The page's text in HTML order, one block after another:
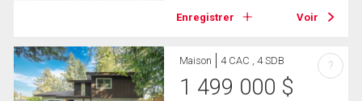
Enregistrer Voir
Maison 4 CAC , 4 SDB
1 499 000 $
?